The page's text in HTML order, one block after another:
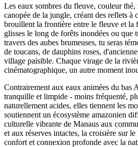
Les eaux sombres du fleuve, couleur
canopée de la jungle, créant des reflets à
brouillent la frontière entre le fleuve et la
glisses le long de forêts inondées ou que
travers des aubes brumeuses, tu seras
de toucans, de dauphins roses,
village paisible. Chaque virage de la
cinématographique, un autre moment
Contrairement aux eaux animées du bas
tranquille et limpide - moins fréquenté,
naturellement acides, elles tiennent les
soutiennent un écosystème amazonien
culturelle vibrante de Manaus aux
et aux réserves intactes, la croisière sur
confort et connexion profonde avec la